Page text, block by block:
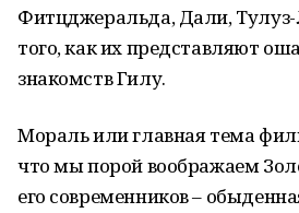
Фитцджеральда, Дали,
того, как их представляют
знакомств Гилу.
Мораль или главная тема
что мы порой воображаем
его современников –